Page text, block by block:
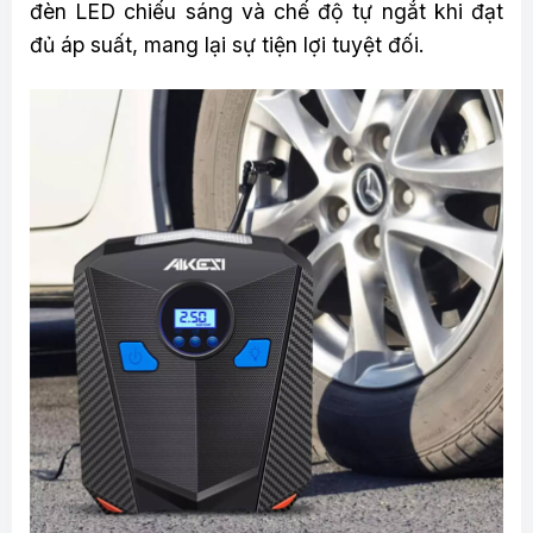
đèn LED chiếu sáng và chế độ tự ngắt khi đạt
đủ áp suất, mang lại sự tiện lợi tuyệt đối.